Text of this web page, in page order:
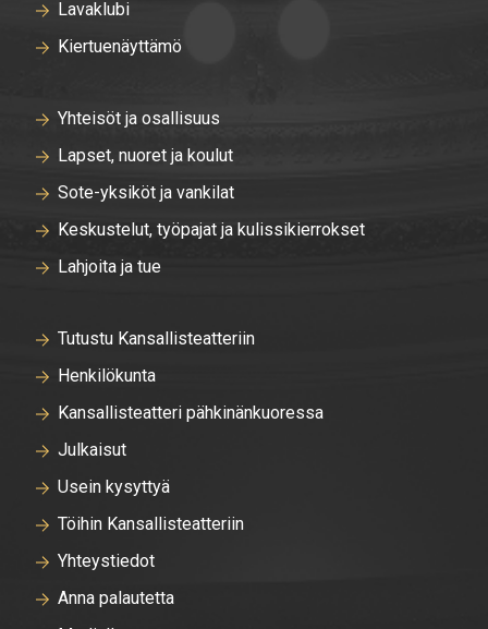
Lavaklubi
Kiertuenäyttämö
Yhteisöt ja osallisuus
Lapset, nuoret ja koulut
Sote-yksiköt ja vankilat
Keskustelut, työpajat ja kulissikierrokset
Lahjoita ja tue
Tutustu Kansallisteatteriin
Henkilökunta
Kansallisteatteri pähkinänkuoressa
Julkaisut
Usein kysyttyä
Töihin Kansallisteatteriin
Yhteystiedot
Anna palautetta